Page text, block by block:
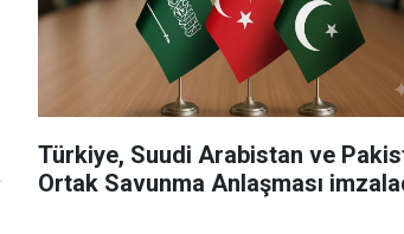
Türkiye, Suudi Arabistan ve
Ortak Savunma Anlaşması